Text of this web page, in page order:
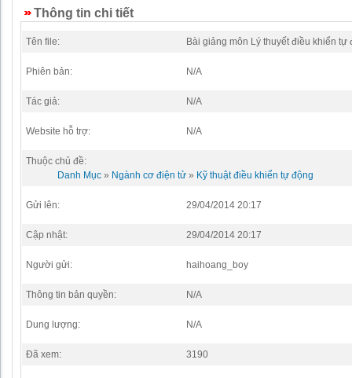
Thông tin chi tiết
Tên file: Bài giảng môn Lý thuyết điều khiển tự
Phiên bản: N/A
Tác giả: N/A
Website hỗ trợ: N/A
Thuộc chủ đề:
Danh Mục » Ngành cơ điện tử » Kỹ thuật điều khiển tự động
Gửi lên: 29/04/2014 20:17
Cập nhật: 29/04/2014 20:17
Người gửi: haihoang_boy
Thông tin bản quyền: N/A
Dung lượng: N/A
Đã xem: 3190